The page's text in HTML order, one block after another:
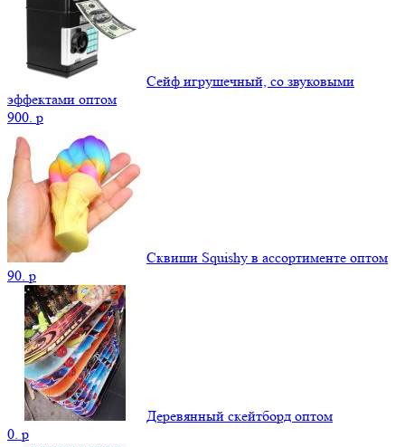
Сейф игрушечный, со звуковыми
эффектами оптом
900. p
Сквиши Squishy в ассортименте оптом
90. p
Деревянный скейтборд оптом
0. p